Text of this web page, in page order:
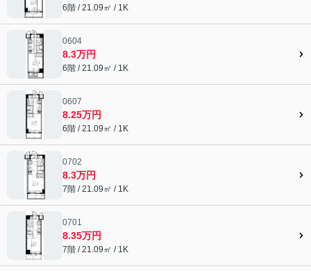
6階 / 21.09㎡ / 1K
0604
8.3万円
6階 / 21.09㎡ / 1K
0607
8.25万円
6階 / 21.09㎡ / 1K
0702
8.3万円
7階 / 21.09㎡ / 1K
0701
8.35万円
7階 / 21.09㎡ / 1K